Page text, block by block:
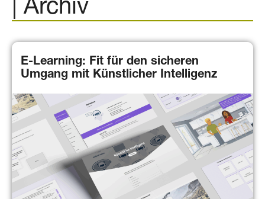
| Archiv
E-Learning: Fit für den sicheren
Umgang mit Künstlicher Intelligenz